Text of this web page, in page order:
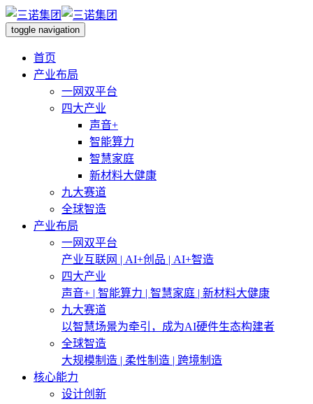
toggle navigation
首页
产业布局
一网双平台
四大产业
声音+
智能算力
智慧家庭
新材料大健康
九大赛道
全球智造
产业布局
一网双平台
产业互联网 | AI+创品 | AI+智造
四大产业
声音+ | 智能算力 | 智慧家庭 | 新材料大健康
九大赛道
以智慧场景为牵引，成为AI硬件生态构建者
全球智造
大规模制造 | 柔性制造 | 跨境制造
核心能力
设计创新